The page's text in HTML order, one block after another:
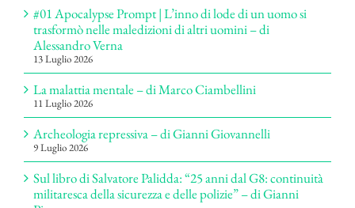
#01 Apocalypse Prompt | L’inno di lode di un uomo si
trasformò nelle maledizioni di altri uomini – di
Alessandro Verna
13 Luglio 2026
La malattia mentale – di Marco Ciambellini
11 Luglio 2026
Archeologia repressiva – di Gianni Giovannelli
9 Luglio 2026
Sul libro di Salvatore Palidda: “25 anni dal G8: continuità
militaresca della sicurezza e delle polizie” – di Gianni